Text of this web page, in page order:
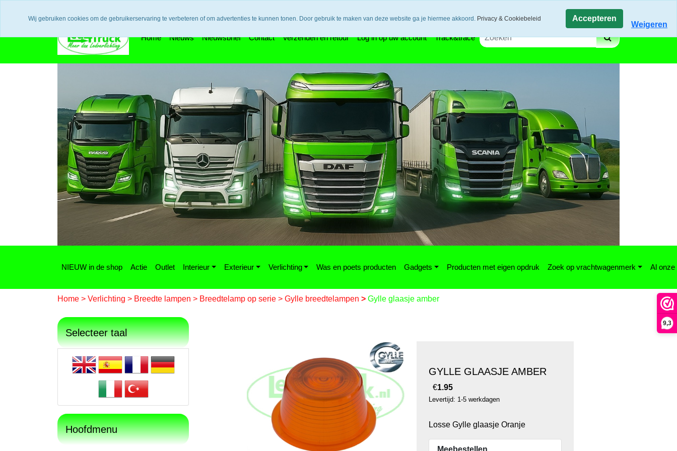
9,3
Home Nieuws Nieuwsbrief Contact Verzenden en retour Log in op uw account Track&trace
NIEUW in de shop Actie Outlet Interieur Exterieur Verlichting Was en poets producten Gadgets Producten met eigen opdruk Zoek op vrachtwagenmerk Al
Home > Verlichting > Breedte lampen > Breedtelamp op serie > Gylle breedtelampen > Gylle glaasje amber
Selecteer taal
Hoofdmenu
GYLLE GLAASJE AMBER
€1.95
Levertijd: 1-5 werkdagen
Losse Gylle glaasje Oranje
Wij gebruiken cookies om de gebruikerservaring te verbeteren of om advertenties te kunnen tonen. Door gebruik te maken van deze website ga je hiermee akkoord. Privacy & Cookiebeleid Accepteren
Weigeren